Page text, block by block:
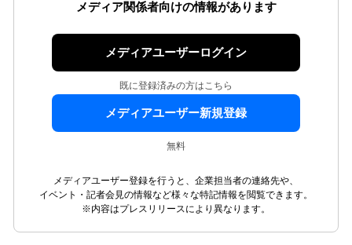
メディア関係者向けの情報があります
メディアユーザーログイン
既に登録済みの方はこちら
メディアユーザー新規登録
無料
メディアユーザー登録を行うと、企業担当者の連絡先や、
イベント・記者会見の情報など様々な特記情報を閲覧できます。
※内容はプレスリリースにより異なります。